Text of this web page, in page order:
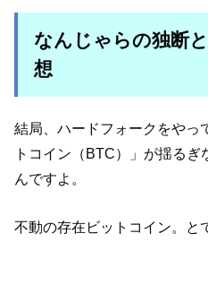
なんじゃらの独断
想
結局、ハードフォークをやっ
トコイン（BTC）」が揺る
んですよ。
不動の存在ビットコイン。と